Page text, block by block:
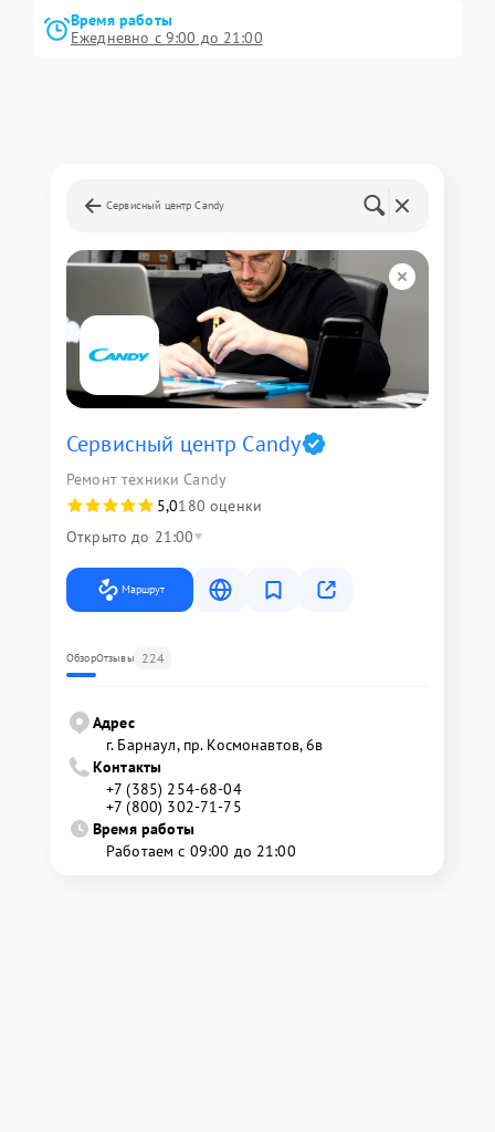
Время работы
Ежедневно с 9:00 до 21:00
Сервисный центр Candy
Сервисный центр Candy
Ремонт техники Candy
5,0180 оценки
Открыто до 21:00
Маршрут
ОбзорОтзывы 224
Адрес
г. Барнаул, ​пр. Космонавтов, 6в
Контакты
+7 (385) 254-68-04
+7 (800) 302-71-75
Время работы
Работаем с 09:00 до 21:00